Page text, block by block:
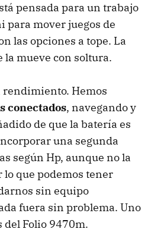
pensada para un trabajo
para mover juegos de
las opciones a tope. La
mueve con soltura.
Hemos
conectados, navegando y
de que la batería es
una segunda
según Hp, aunque no la
lo que podemos tener
sin equipo
fuera sin problema. Uno
del Folio 9470m.